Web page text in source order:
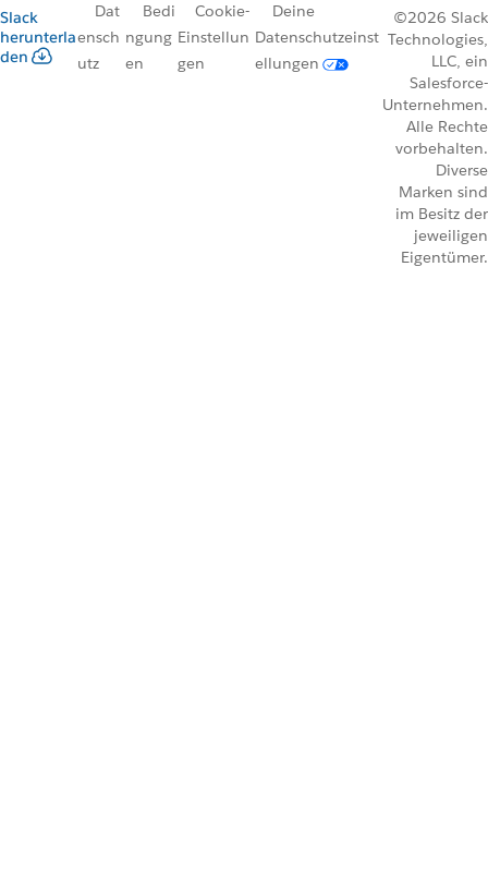
Slack
herunterla
den
Dat
ensch
utz
Bedi
ngung
en
Cookie-
Einstellun
gen
Deine
Datenschutzeinst
ellungen
©2026 Slack
Technologies,
LLC, ein
Salesforce-
Unternehmen.
Alle Rechte
vorbehalten.
Diverse
Marken sind
im Besitz der
jeweiligen
Eigentümer.